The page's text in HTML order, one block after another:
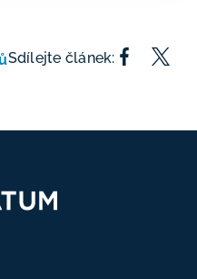
Sdílejte článek: